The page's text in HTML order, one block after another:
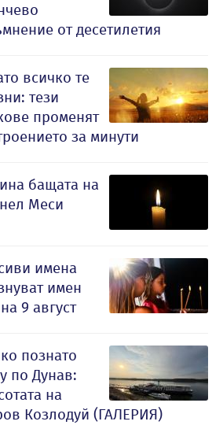
от десетилетия
всичко те
тези
променят
за минути
бащата на
Меси
имена
имен
9 август
познато
по Дунав:
на
Козлодуй (ГАЛЕРИЯ)